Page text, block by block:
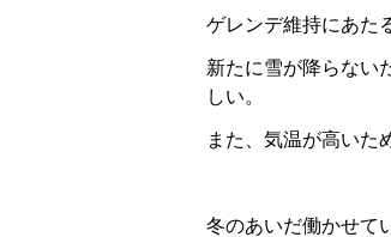
ゲレンデ維持にあた
新たに雪が降らない
しい。
また、気温が高いた
冬のあいだ働かせて